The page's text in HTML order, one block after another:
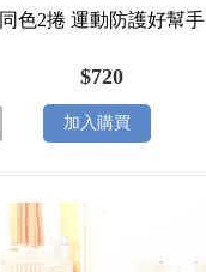
同色2捲 運動防護好幫手
$720
加入購買